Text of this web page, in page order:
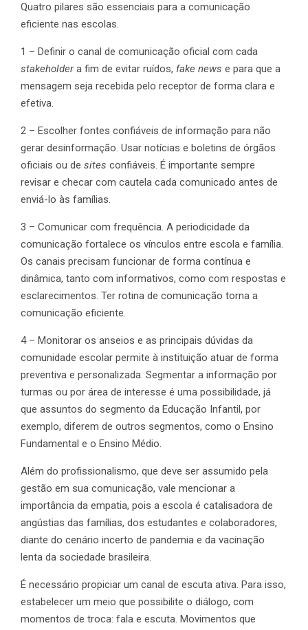
Quatro pilares são essenciais para a comunicação
eficiente nas escolas.
1 – Definir o canal de comunicação oficial com cada
stakeholdera fim de evitar ruídos, fake news e para que a
mensagem seja recebida pelo receptor de forma clara e
efetiva.
2 – Escolher fontes confiáveis de informação para não
gerar desinformação. Usar notícias e boletins de órgãos
oficiais ou de sites confiáveis. É importante sempre
revisar e checar com cautela cada comunicado antes de
enviá-lo às famílias.
3 – Comunicar com frequência. A periodicidade da
comunicação fortalece os vínculos entre escola e família.
Os canais precisam funcionar de forma contínua e
dinâmica, tanto com informativos, como com respostas e
esclarecimentos. Ter rotina de comunicação torna a
comunicação eficiente.
4 – Monitorar os anseios e as principais dúvidas da
comunidade escolar permite à instituição atuar de forma
preventiva e personalizada. Segmentar a informação por
turmas ou por área de interesse é uma possibilidade, já
que assuntos do segmento da Educação Infantil, por
exemplo, diferem de outros segmentos, como o Ensino
Fundamental e o Ensino Médio.
Além do profissionalismo, que deve ser assumido pela
gestão em sua comunicação, vale mencionar a
importância da empatia, pois a escola é catalisadora de
angústias das famílias, dos estudantes e colaboradores,
diante do cenário incerto de pandemia e da vacinação
lenta da sociedade brasileira.
É necessário propiciar um canal de escuta ativa. Para isso,
estabelecer um meio que possibilite o diálogo, com
momentos de troca: fala e escuta. Movimentos que